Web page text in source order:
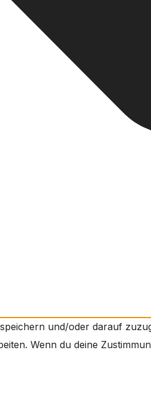
und/oder darauf
Wenn du deine